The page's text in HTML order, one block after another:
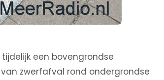
een bovengrondse
zwerfafval rond ondergrondse